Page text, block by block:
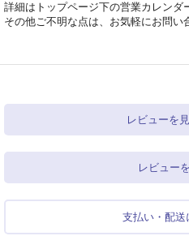
詳細はトップページ下の営業カレンダ
その他ご不明な点は、お気軽にお問い
レビューを
レビュー
支払い・配送